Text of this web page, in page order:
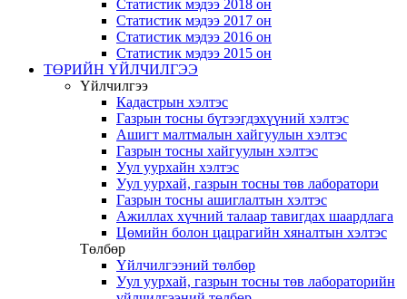
Статистик мэдээ 2018 он
Статистик мэдээ 2017 он
Статистик мэдээ 2016 он
Статистик мэдээ 2015 он
ТӨРИЙН ҮЙЛЧИЛГЭЭ
Үйлчилгээ
Кадастрын хэлтэс
Газрын тосны бүтээгдэхүүний хэлтэс
Ашигт малтмалын хайгуулын хэлтэс
Газрын тосны хайгуулын хэлтэс
Уул уурхайн хэлтэс
Уул уурхай, газрын тосны төв лаборатори
Газрын тосны ашиглалтын хэлтэс
Ажиллах хүчний талаар тавигдах шаардлага
Цөмийн болон цацрагийн хяналтын хэлтэс
Төлбөр
Үйлчилгээний төлбөр
Уул уурхай, газрын тосны төв лабораторийн